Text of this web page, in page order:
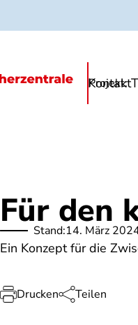
Projekt:
Kontakt
Träger
Für den
Stand:14. März
Ein Konzept für die
Drucken Teilen